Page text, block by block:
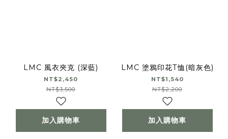
LMC 風衣夾克 (深藍)
NT$2,450
NT$3,500
加入購物車
LMC 塗鴉印花T恤(暗灰色)
NT$1,540
NT$2,200
加入購物車